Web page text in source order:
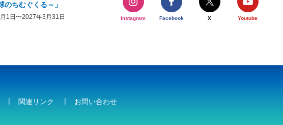
のちむぐくる～」
1日〜2027年3月31日
期間および営業時間のお知らせ
2026年3月5日〜2026年10月31日
開催について
2026年3月20日〜2026年11
Instagram Facebook X Youtube
関連リンク お問い合わせ